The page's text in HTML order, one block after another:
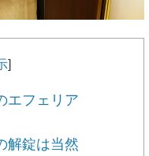
]
エフェリア
解錠は当然